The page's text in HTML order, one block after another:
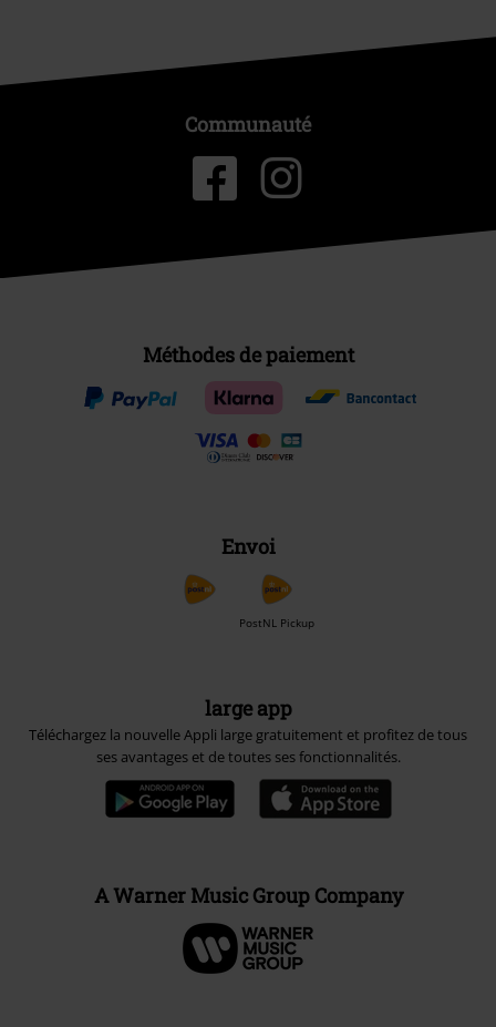
Communauté
Méthodes de paiement
Envoi
PostNL Pickup
large app
Téléchargez la nouvelle Appli large gratuitement et profitez de tous
ses avantages et de toutes ses fonctionnalités.
A Warner Music Group Company